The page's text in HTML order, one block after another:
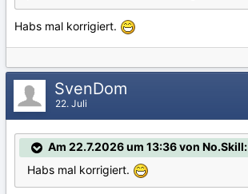
Habs mal korrigiert.
SvenDom
22. Juli
Am 22.7.2026 um 13:36 von No.Skill:
Habs mal korrigiert.